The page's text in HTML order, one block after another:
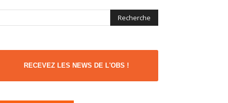
RECEVEZ LES NEWS DE L'OBS !